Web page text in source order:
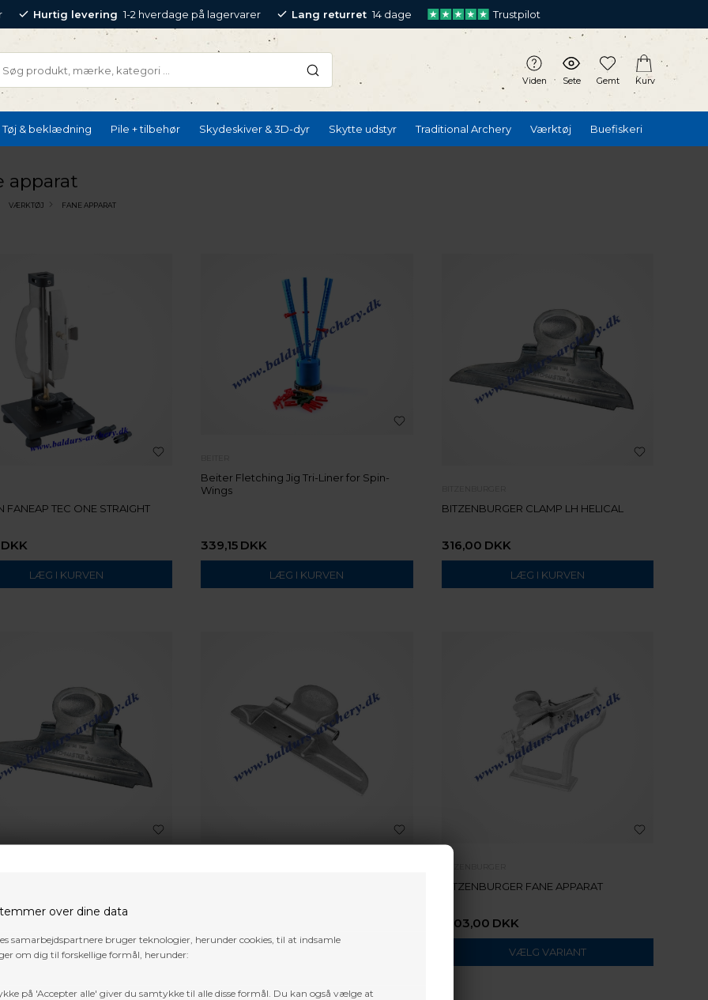
over dine data
samarbejdspartnere bruger teknologier, herunder cookies, til at indsamle
om dig til forskellige formål, herunder:
på 'Accepter alle' giver du samtykke til alle disse formål. Du kan også vælge at
Hurtig levering 1-2 hverdage på lagervarer Lang returret 14 dage Trustpilot
Viden Sete Gemt Kurv
Tøj & beklædning Pile + tilbehør Skydeskiver & 3D-dyr Skytte udstyr Traditional Archery Værktøj Buefiskeri
apparat
VÆRKTØJ FANE APPARAT
FANEAP TEC ONE STRAIGHT
DKK
Beiter Fletching Jig Tri-Liner for Spin-
Wings
339,15 DKK
BITZENBURGER CLAMP LH HELICAL
316,00 DKK
BITZENBURGER FANE APPARAT
1.103,00 DKK
VÆLG VARIANT